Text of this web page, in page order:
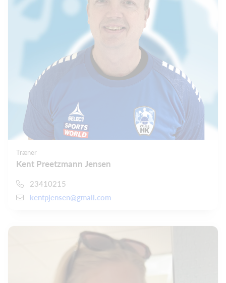
Træner
Kent Preetzmann Jensen
23410215
kentpjensen@gmail.com